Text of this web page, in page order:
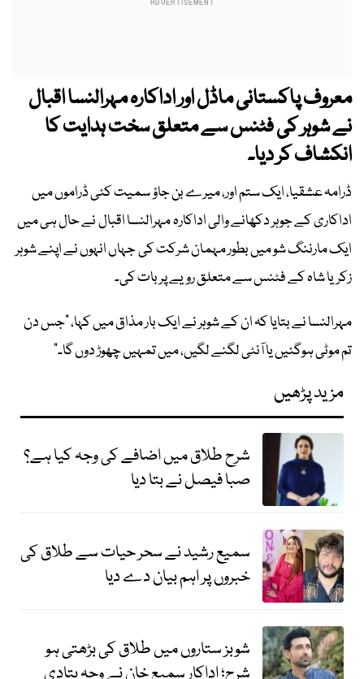
معروف پاکستانی ماڈل اور اداکارہ مہرالنسا اقبال
نے شوہر کی فٹنس سے متعلق سخت ہدایت کا
انکشاف کر دیا۔
ڈرامہ عشقیا، ایک ستم اور، میرے بن جاؤ سمیت کئی ڈراموں میں
اداکاری کے جوہر دکھانے والی اداکارہ مہرالنسا اقبال نے حال ہی میں
ایک مارننگ شو میں بطور مہمان شرکت کی جہاں انہوں نے اپنے شوہر
زکریا شاہ کے فٹنس سے متعلق رویے پر بات کی۔
مہرالنسا نے بتایا کہ ان کے شوہر نے ایک بار مذاق میں کہا، "جس دن
تم موٹی ہوگئیں یا آنٹی لگنے لگیں، میں تمہیں چھوڑ دوں گا۔"
مزید پڑھیں
شرح طلاق میں اضافے کی وجہ کیا ہے؟
صبا فیصل نے بتا دیا
سمیع رشید نے سحر حیات سے طلاق کی
خبروں پر اہم بیان دے دیا
شوبز ستاروں میں طلاق کی بڑھتی ہو
شرح؛ اداکار سمیع خان نے وجہ بتادی